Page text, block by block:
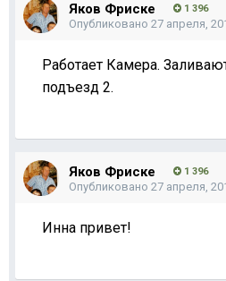
Яков Фриске 1 396
Опубликовано 27 апреля,
Работает Камера.
подъезд 2.
Яков Фриске 1 396
Опубликовано 27 апреля,
Инна привет!